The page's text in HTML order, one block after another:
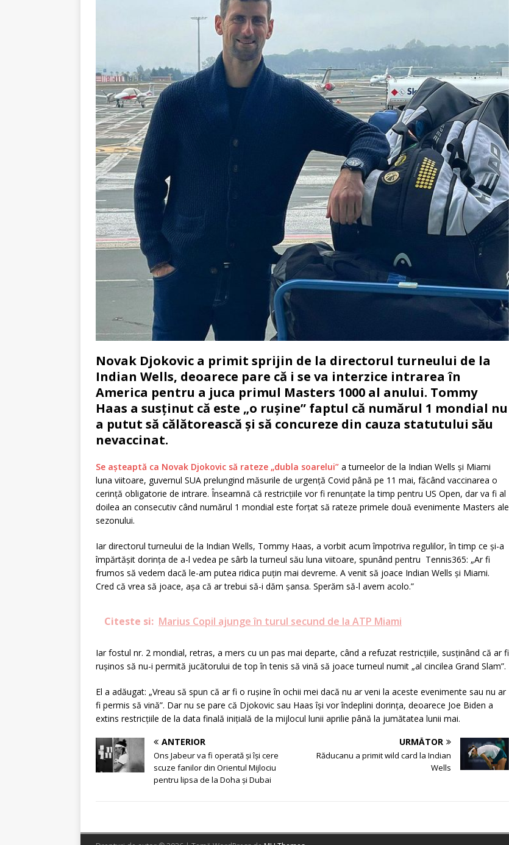
Novak Djokovic a primit sprijin de la directorul turneului de la
Indian Wells, deoarece pare că i se va interzice intrarea în
America pentru a juca primul Masters 1000 al anului. Tommy
Haas a susținut că este „o rușine” faptul că numărul 1 mondial nu
a putut să călătorească și să concureze din cauza statutului său
nevaccinat.
Se așteaptă ca Novak Djokovic să rateze „dubla soarelui” a turneelor de la Indian Wells și Miami
luna viitoare, guvernul SUA prelungind măsurile de urgență Covid până pe 11 mai, făcând vaccinarea o
cerință obligatorie de intrare. Înseamnă că restricțiile vor fi renunțate la timp pentru US Open, dar va fi al
doilea an consecutiv când numărul 1 mondial este forțat să rateze primele două evenimente Masters ale
sezonului.
Iar directorul turneului de la Indian Wells, Tommy Haas, a vorbit acum împotriva regulilor, în timp ce și-a
împărtășit dorința de a-l vedea pe sârb la turneul său luna viitoare, spunând pentru Tennis365: „Ar fi
frumos să vedem dacă le-am putea ridica puțin mai devreme. A venit să joace Indian Wells și Miami.
Cred că vrea să joace, așa că ar trebui să-i dăm șansa. Sperăm să-l avem acolo.”
Citeste si: Marius Copil ajunge în turul secund de la ATP Miami
Iar fostul nr. 2 mondial, retras, a mers cu un pas mai departe, când a refuzat restricțiile, susținând că ar fi
rușinos să nu-i permită jucătorului de top în tenis să vină să joace turneul numit „al cincilea Grand Slam”.
El a adăugat: „Vreau să spun că ar fi o rușine în ochii mei dacă nu ar veni la aceste evenimente sau nu ar
fi permis să vină”. Dar nu se pare că Djokovic sau Haas își vor îndeplini dorința, deoarece Joe Biden a
extins restricțiile de la data finală inițială de la mijlocul lunii aprilie până la jumătatea lunii mai.
ANTERIOR
Ons Jabeur va fi operată și își cere
scuze fanilor din Orientul Mijlociu
pentru lipsa de la Doha și Dubai
URMĂTOR
Răducanu a primit wild card la Indian
Wells